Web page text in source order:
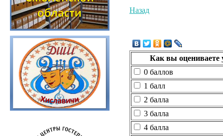
Назад
Как вы оцениваете
0 баллов
1 балл
2 балла
3 балла
4 балла